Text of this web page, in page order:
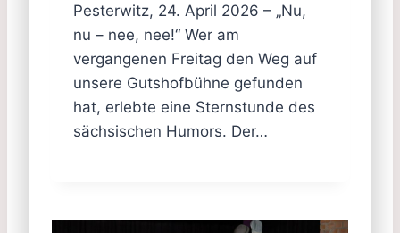
Pesterwitz, 24. April 2026 – „Nu,
nu – nee, nee!“ Wer am
vergangenen Freitag den Weg auf
unsere Gutshofbühne gefunden
hat, erlebte eine Sternstunde des
sächsischen Humors. Der…